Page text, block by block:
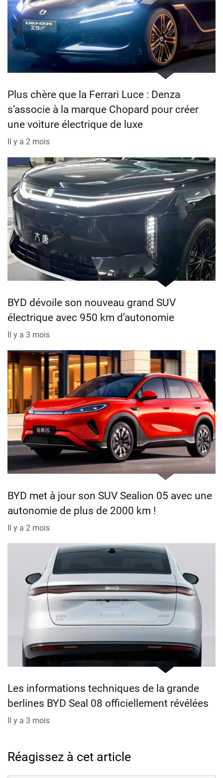
Plus chère que la Ferrari Luce : Denza
s’associe à la marque Chopard pour créer
une voiture électrique de luxe
Il y a 2 mois
BYD dévoile son nouveau grand SUV
électrique avec 950 km d’autonomie
Il y a 3 mois
BYD met à jour son SUV Sealion 05 avec une
autonomie de plus de 2000 km !
Il y a 2 mois
Les informations techniques de la grande
berlines BYD Seal 08 officiellement révélées
Il y a 3 mois
Réagissez à cet article